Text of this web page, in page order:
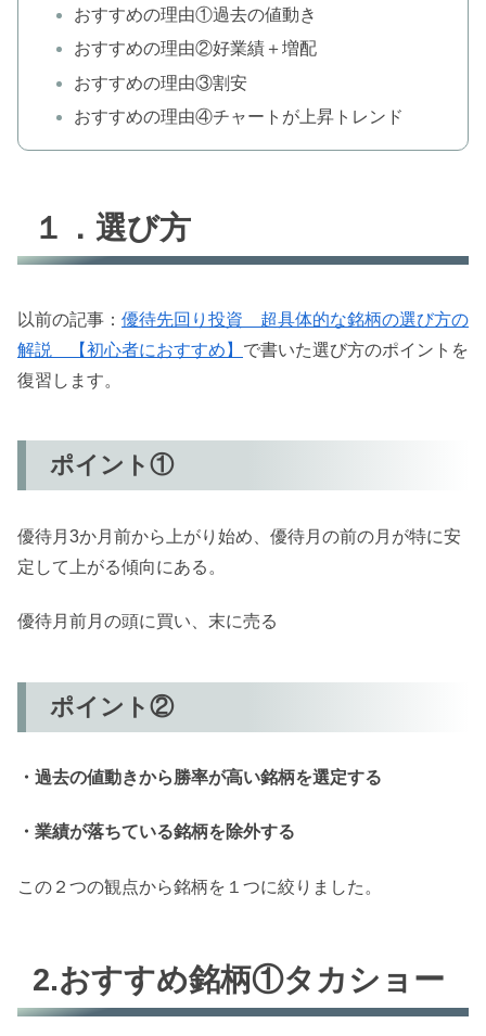
おすすめの理由①過去の値動き
おすすめの理由②好業績＋増配
おすすめの理由③割安
おすすめの理由④チャートが上昇トレンド
１．選び方
以前の記事： 優待先回り投資 超具体的な銘柄の選び方の
解説 【初心者におすすめ】 で書いた選び方のポイントを
復習します。
ポイント①
優待月3か月前から上がり始め、優待月の前の月が特に安
定して上がる傾向にある。
優待月前月の頭に買い、末に売る
ポイント②
・過去の値動きから勝率が高い銘柄を選定する
・業績が落ちている銘柄を除外する
この２つの観点から銘柄を１つに絞りました。
2.おすすめ銘柄①タカショー